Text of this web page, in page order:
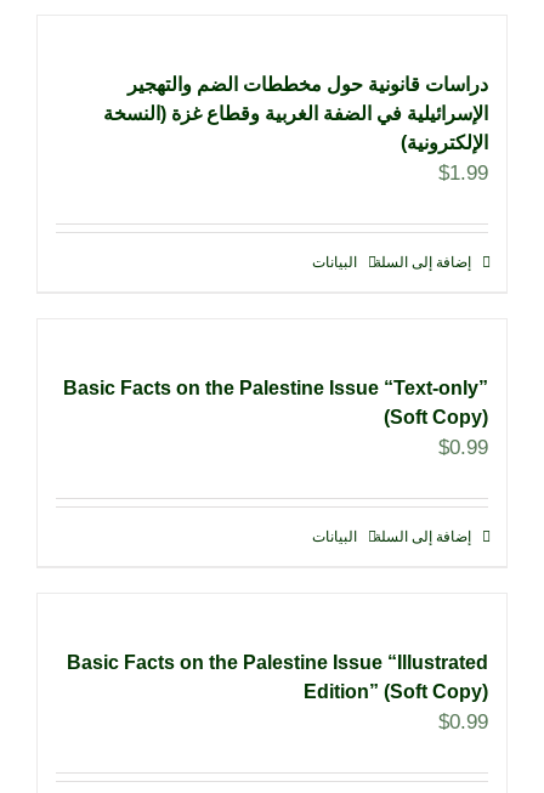
دراسات قانونية حول مخططات الضم والتهجير
الإسرائيلية في الضفة الغربية وقطاع غزة (النسخة
الإلكترونية)
$1.99
إضافة إلى السلة البيانات
Basic Facts on the Palestine Issue “Text-only”
(Soft Copy)
$0.99
إضافة إلى السلة البيانات
Basic Facts on the Palestine Issue “Illustrated
Edition” (Soft Copy)
$0.99